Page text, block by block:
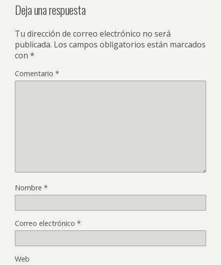
Deja una respuesta
Tu dirección de correo electrónico no será
publicada. Los campos obligatorios están marcados
con *
Comentario *
Nombre *
Correo electrónico *
Web